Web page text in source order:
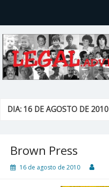
DIA: 16 DE AGOSTO DE 2010
Brown Press
16 de agosto de 2010